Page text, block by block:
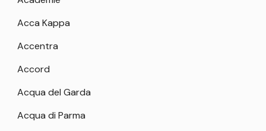
Acca Kappa
Accentra
Accord
Acqua del Garda
Acqua di Parma